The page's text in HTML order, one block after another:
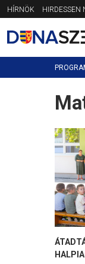
Jump
to
navigation
HÍRNÖK HIRDESSEN
Back
to